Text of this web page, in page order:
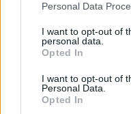
Please note that this
not limited to your visit
grant or deny consent to
use your data for below
consent section.
Personal Data
I want to opt-out of
personal data.
Opted In
I want to opt-out of
Personal Data.
Opted In
COTIZACIONES CRYPTO
Nombre